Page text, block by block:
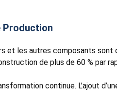
Production
les autres composants sont
de plus de 60 % par
continue. L’ajout